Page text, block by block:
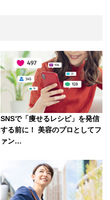
SNSで「痩せるレシピ」を発信
する前に！ 美容のプロとしてフ
ァン…